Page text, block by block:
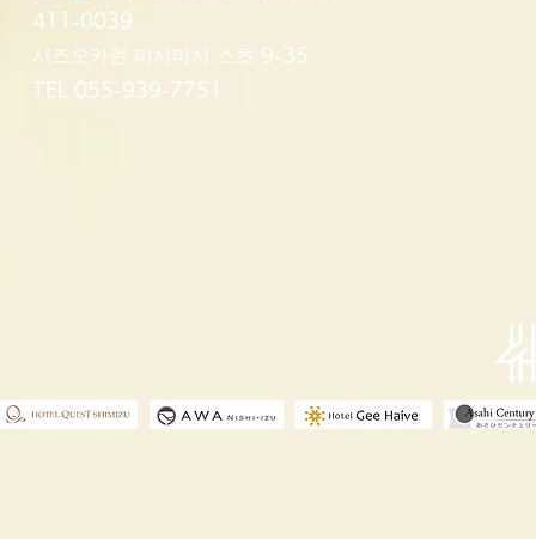
411-0039
시즈오카현 미시마시 스초 9-35
TEL 055-939-7751